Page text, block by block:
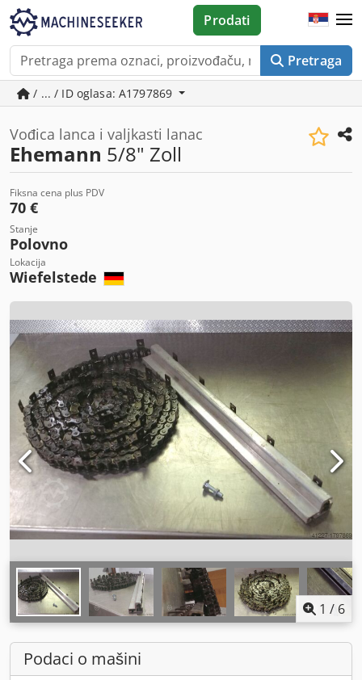
Pretraga
Prodati
/ ... / ID oglasa: A1797869
Vođica lanca i valjkasti lanac
Ehemann 5/8" Zoll
Fiksna cena plus PDV
70 €
Stanje
Polovno
Lokacija
Wiefelstede
1 / 6
Podaci o mašini